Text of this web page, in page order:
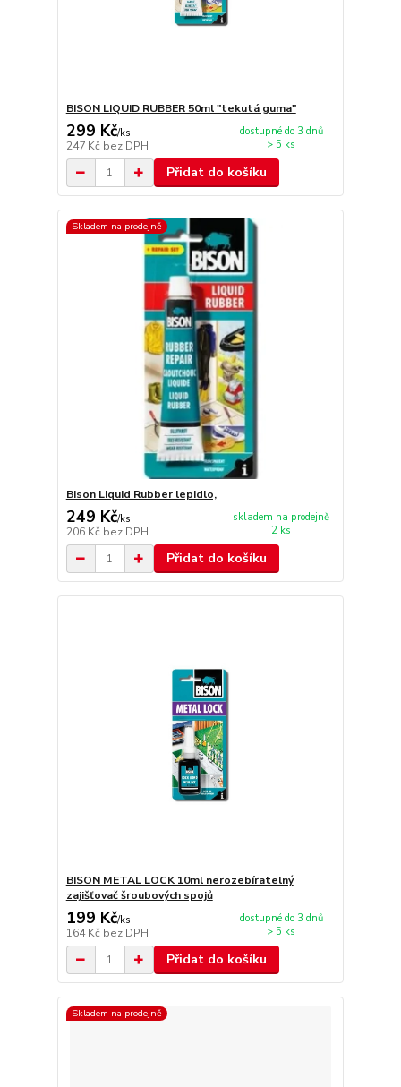
BISON LIQUID RUBBER 50ml "tekutá guma"
299 Kč/ks
247 Kč bez DPH
dostupné do 3 dnů
> 5 ks
Přidat do košíku
Skladem na prodejně
Bison Liquid Rubber lepidlo,
249 Kč/ks
206 Kč bez DPH
skladem na prodejně
2 ks
Přidat do košíku
BISON METAL LOCK 10ml nerozebíratelný
zajišťovač šroubových spojů
199 Kč/ks
164 Kč bez DPH
dostupné do 3 dnů
> 5 ks
Přidat do košíku
Skladem na prodejně